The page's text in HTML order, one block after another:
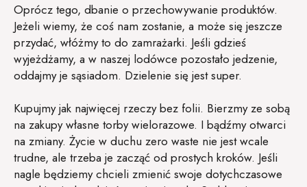
Oprócz tego, dbanie o przechowywanie produktów.
Jeżeli wiemy, że coś nam zostanie, a może się jeszcze
przydać, włóżmy to do zamrażarki. Jeśli gdzieś
wyjeżdżamy, a w naszej lodówce pozostało jedzenie,
oddajmy je sąsiadom. Dzielenie się jest super.
Kupujmy jak najwięcej rzeczy bez folii. Bierzmy ze sobą
na zakupy własne torby wielorazowe. I bądźmy otwarci
na zmiany. Życie w duchu zero waste nie jest wcale
trudne, ale trzeba je zacząć od prostych kroków. Jeśli
nagle będziemy chcieli zmienić swoje dotychczasowe